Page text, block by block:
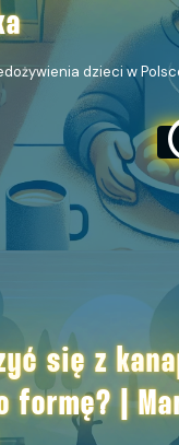
dzieci w
się z
formę? |